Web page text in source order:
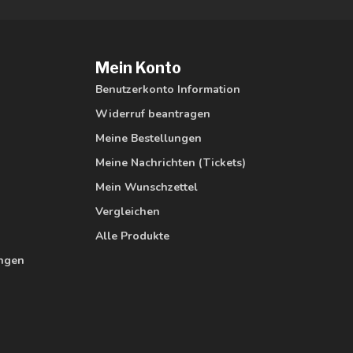
Mein Konto
Benutzerkonto Information
Widerruf beantragen
Meine Bestellungen
Meine Nachrichten (Tickets)
Mein Wunschzettel
Vergleichen
Alle Produkte